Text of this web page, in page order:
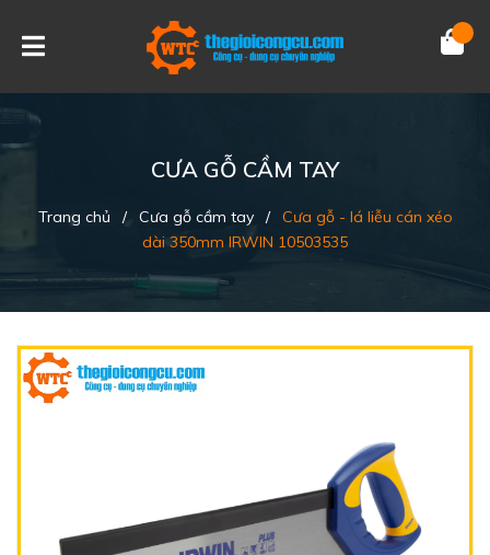
CƯA GỖ CẦM TAY
Trang chủ / Cưa gỗ cầm tay / Cưa gỗ - lá liễu cán xéo
dài 350mm IRWIN 10503535